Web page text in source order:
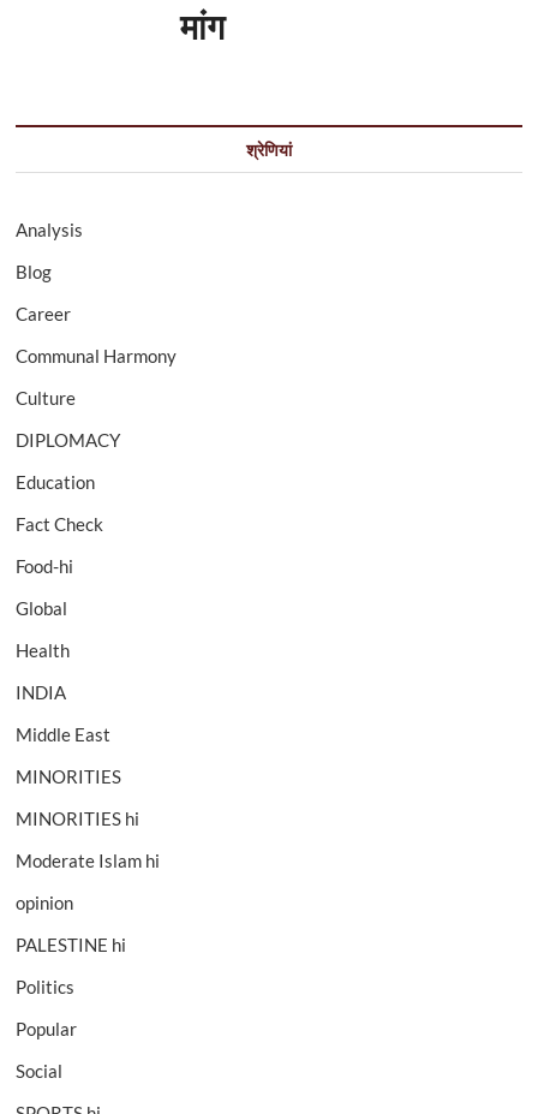
मांग
श्रेणियां
Analysis
Blog
Career
Communal Harmony
Culture
DIPLOMACY
Education
Fact Check
Food-hi
Global
Health
INDIA
Middle East
MINORITIES
MINORITIES hi
Moderate Islam hi
opinion
PALESTINE hi
Politics
Popular
Social